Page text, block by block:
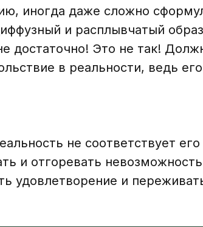
иногда даже сложно
и расплывчатый
достаточно! Это не так!
в реальности, ведь
не соответствует
и отгоревать
удовлетворение и